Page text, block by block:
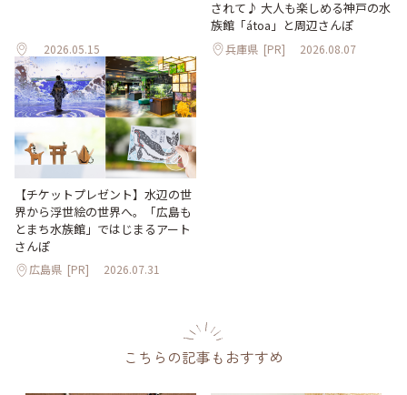
2026.05.15
されて♪ 大人も楽しめる神戸の水
族館「átoa」と周辺さんぽ
兵庫県 [PR] 2026.08.07
【チケットプレゼント】水辺の世
界から浮世絵の世界へ。「広島も
とまち水族館」ではじまるアート
さんぽ
広島県 [PR] 2026.07.31
こちらの記事もおすすめ